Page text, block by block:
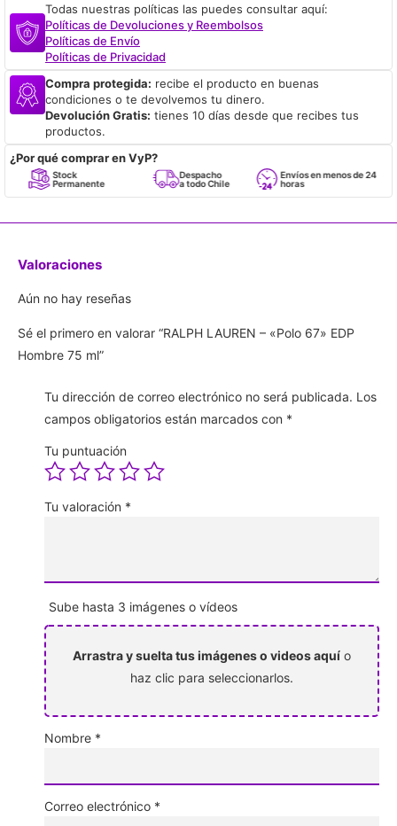
Todas nuestras políticas las puedes consultar aquí:
Políticas de Devoluciones y Reembolsos
Políticas de Envío
Políticas de Privacidad
Compra protegida: recibe el producto en buenas
condiciones o te devolvemos tu dinero.
Devolución Gratis: tienes 10 días desde que recibes tus
productos.
¿Por qué comprar en VyP?
Stock
Permanente
Despacho
a todo Chile
Envíos en menos de 24
horas
Valoraciones
Aún no hay reseñas
Sé el primero en valorar “RALPH LAUREN – «Polo 67» EDP
Hombre 75 ml”
Tu dirección de correo electrónico no será publicada. Los
campos obligatorios están marcados con *
Tu puntuación
Tu valoración *
Sube hasta 3 imágenes o vídeos
Arrastra y suelta tus imágenes o videos aquí o
haz clic para seleccionarlos.
Nombre *
Correo electrónico *